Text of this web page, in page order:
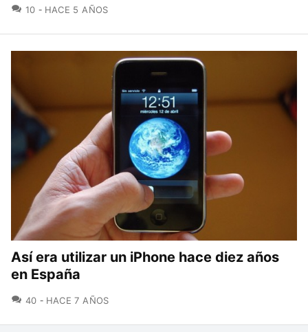
10 COMENTARIOS
HACE 5 AÑOS
Así era utilizar un iPhone hace diez años
en España
40 COMENTARIOS
HACE 7 AÑOS